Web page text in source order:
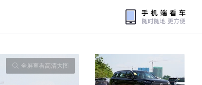
全屏查看高清大图